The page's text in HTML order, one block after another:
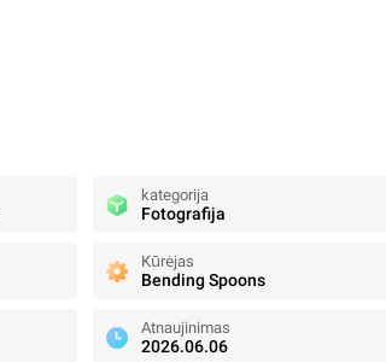
kategorija
Fotografija
Kūrėjas
Bending Spoons
Atnaujinimas
2026.06.06